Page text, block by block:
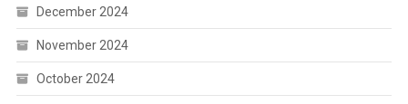
December 2024
November 2024
October 2024